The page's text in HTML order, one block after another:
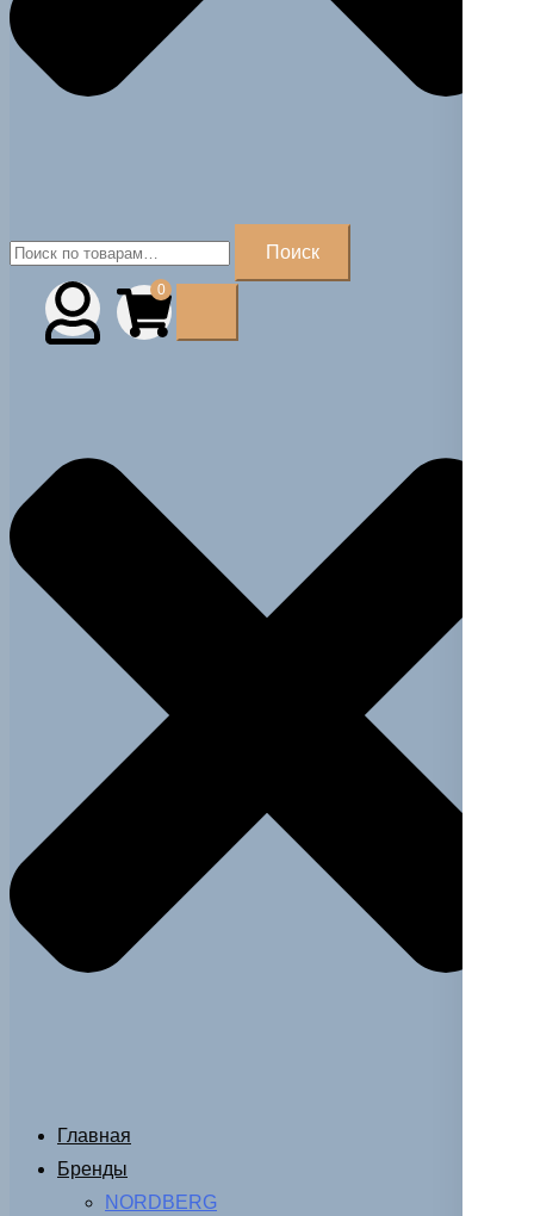
Искать:
Поиск
0
Главная
Бренды
NORDBERG